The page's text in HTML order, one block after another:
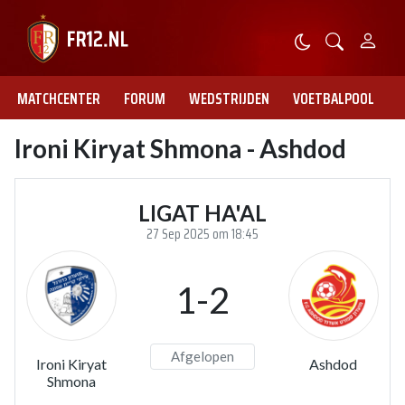
MATCHCENTER FORUM WEDSTRIJDEN VOETBALPOOL
Ironi Kiryat Shmona - Ashdod
LIGAT HA'AL
27 Sep 2025 om 18:45
Ironi Kiryat
Shmona
1-2
Afgelopen Ashdod